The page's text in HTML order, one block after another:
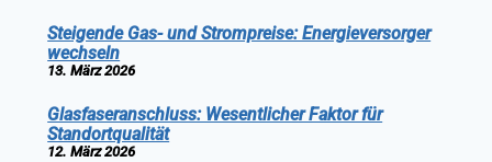
Steigende Gas- und Strompreise: Energieversorger
wechseln
13. März 2026
Glasfaseranschluss: Wesentlicher Faktor für
Standortqualität
12. März 2026